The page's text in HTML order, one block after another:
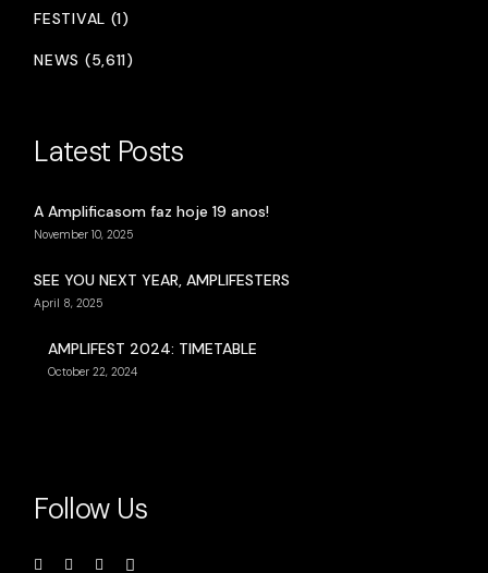
FESTIVAL (1)
NEWS (5,611)
Latest Posts
A Amplificasom faz hoje 19 anos!
November 10, 2025
SEE YOU NEXT YEAR, AMPLIFESTERS
April 8, 2025
AMPLIFEST 2024: TIMETABLE
October 22, 2024
Follow Us